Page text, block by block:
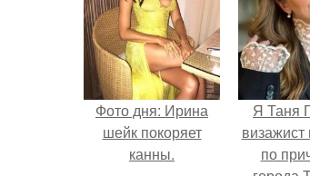
Фото дня: Ирина
шейк покоряет
канны.
Я Таня
визажист
по